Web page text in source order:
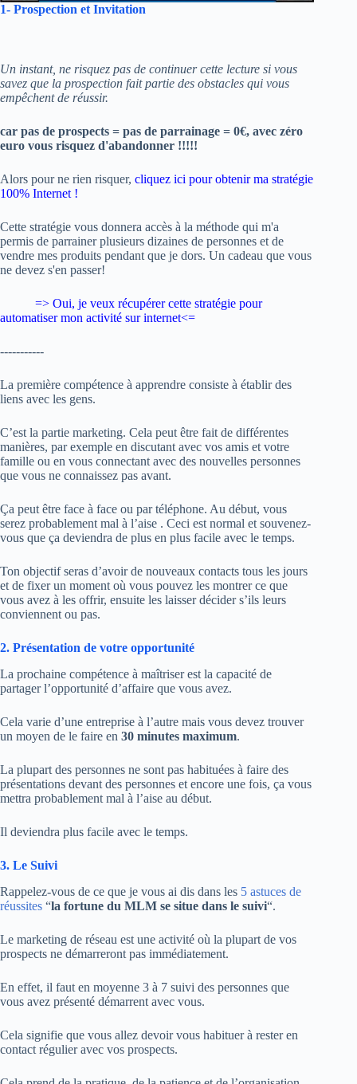
1- Prospection et Invitation
Un instant, ne risquez pas de continuer cette lecture si vous
savez que la prospection fait partie des obstacles qui vous
empêchent de réussir.
car pas de prospects = pas de parrainage = 0€, avec zéro
euro vous risquez d'abandonner !!!!!
Alors pour ne rien risquer, cliquez ici pour obtenir ma stratégie
100% Internet !
Cette stratégie vous donnera accès à la méthode qui m'a
permis de parrainer plusieurs dizaines de personnes et de
vendre mes produits pendant que je dors. Un cadeau que vous
ne devez s'en passer!
=> Oui, je veux récupérer cette stratégie pour
automatiser mon activité sur internet<=
-----------
La première compétence à apprendre consiste à établir des
liens avec les gens.
C’est la partie marketing. Cela peut être fait de différentes
manières, par exemple en discutant avec vos amis et votre
famille ou en vous connectant avec des nouvelles personnes
que vous ne connaissez pas avant.
Ça peut être face à face ou par téléphone. Au début, vous
serez probablement mal à l’aise . Ceci est normal et souvenez-
vous que ça deviendra de plus en plus facile avec le temps.
Ton objectif seras d’avoir de nouveaux contacts tous les jours
et de fixer un moment où vous pouvez les montrer ce que
vous avez à les offrir, ensuite les laisser décider s’ils leurs
conviennent ou pas.
2. Présentation de votre opportunité
La prochaine compétence à maîtriser est la capacité de
partager l’opportunité d’affaire que vous avez.
Cela varie d’une entreprise à l’autre mais vous devez trouver
un moyen de le faire en 30 minutes maximum.
La plupart des personnes ne sont pas habituées à faire des
présentations devant des personnes et encore une fois, ça vous
mettra probablement mal à l’aise au début.
Il deviendra plus facile avec le temps.
3. Le Suivi
Rappelez-vous de ce que je vous ai dis dans les 5 astuces de
réussites “la fortune du MLM se situe dans le suivi“.
Le marketing de réseau est une activité où la plupart de vos
prospects ne démarreront pas immédiatement.
En effet, il faut en moyenne 3 à 7 suivi des personnes que
vous avez présenté démarrent avec vous.
Cela signifie que vous allez devoir vous habituer à rester en
contact régulier avec vos prospects.